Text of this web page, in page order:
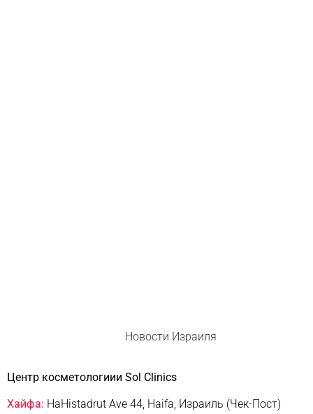
Новости Израиля
Центр косметологиии Sol Clinics
Хайфа: HaHistadrut Ave 44, Haifa, Израиль (Чек-Пост)